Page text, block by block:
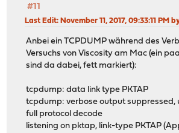
#11
Last Edit: November 11, 2017, 09:33:11 PM
Anbei ein TCPDUMP während des
Versuchs von Viscosity am Mac (ein
sind da dabei, fett markiert):
tcpdump: data link type PKTAP
tcpdump: verbose output suppressed,
full protocol decode
listening on pktap, link-type PKTAP